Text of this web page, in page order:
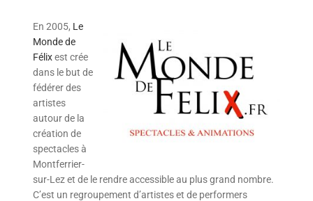
En 2005, Le
Monde de
Félixest crée
dans le but de
fédérer des
artistes
autour de la
création de
spectacles à
Montferrier-
sur-Lez et de le rendre accessible au plus grand nombre.
C’est un regroupement d’artistes et de performers